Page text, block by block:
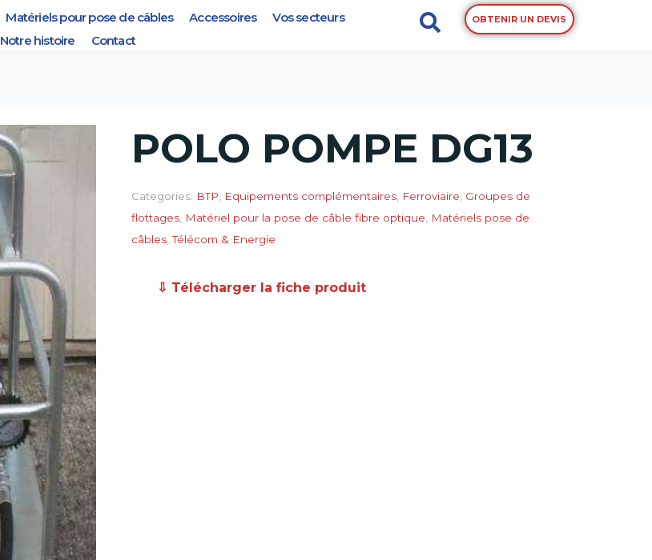
Matériels pour pose de câbles Accessoires
Vos secteurs
Notre histoire
Contact
OBTENIR UN DEVIS
POLO POMPE DG13
Categories: BTP Equipements complémentaires Ferroviaire Groupes de
flottages Matériel pour la pose de câble fibre optique
Matériels pose de
câbles ,Télécom & Energie
⇩ Télécharger la fiche produit